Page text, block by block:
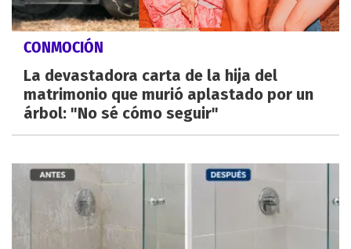
CONMOCIÓN
La devastadora carta de la hija del
matrimonio que murió aplastado por un
árbol: "No sé cómo seguir"